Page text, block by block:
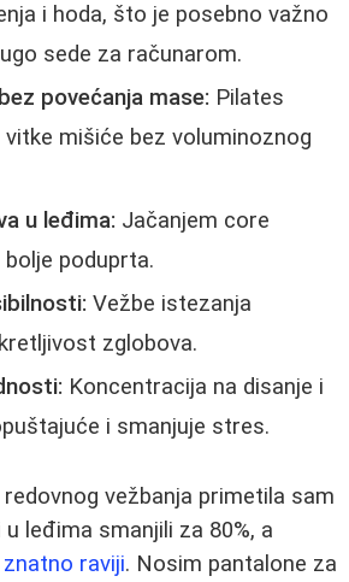
i hoda, što je posebno važno
sede za računarom.
povećanja mase: Pilates
mišiće bez voluminoznog
u leđima: Jačanjem core
poduprta.
Vežbe istezanja
zglobova.
Koncentracija na disanje i
i smanjuje stres.
vežbanja primetila sam
leđima smanjili za 80%, a
raviji. Nosim pantalone za